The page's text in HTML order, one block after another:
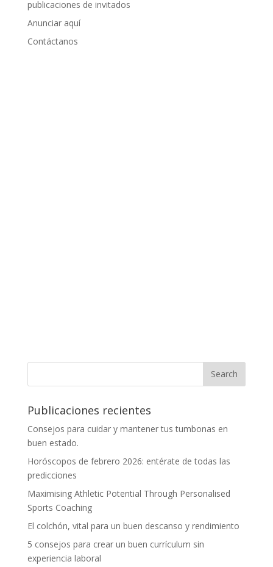
publicaciones de invitados
Anunciar aquí
Contáctanos
Publicaciones recientes
Consejos para cuidar y mantener tus tumbonas en
buen estado.
Horóscopos de febrero 2026: entérate de todas las
predicciones
Maximising Athletic Potential Through Personalised
Sports Coaching
El colchón, vital para un buen descanso y rendimiento
5 consejos para crear un buen currículum sin
experiencia laboral